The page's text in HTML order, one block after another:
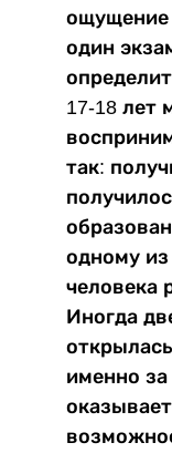
ощущение
один
17-18 лет
так:
одному
человека
Иногда
именно